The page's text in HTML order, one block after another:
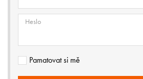
Heslo
Pamatovat si mě